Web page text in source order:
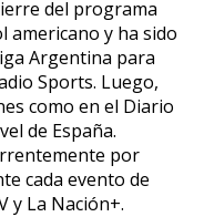
del programa
americano y ha sido
Argentina para
Sports. Luego,
como en el Diario
de España.
por
cada evento de
y La Nación+.